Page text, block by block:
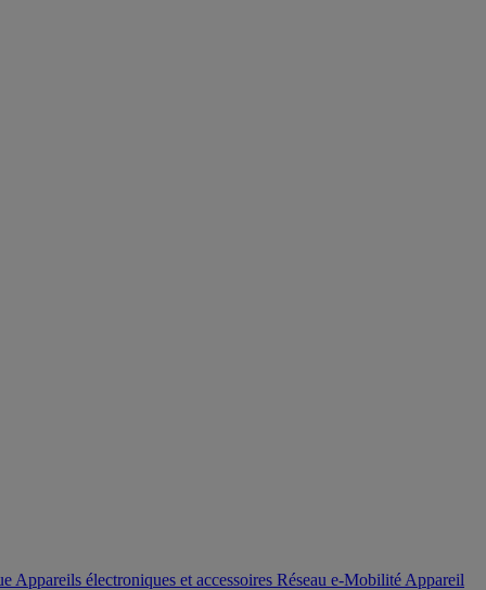
Appareils électroniques et accessoires Réseau e-Mobilité Appareil